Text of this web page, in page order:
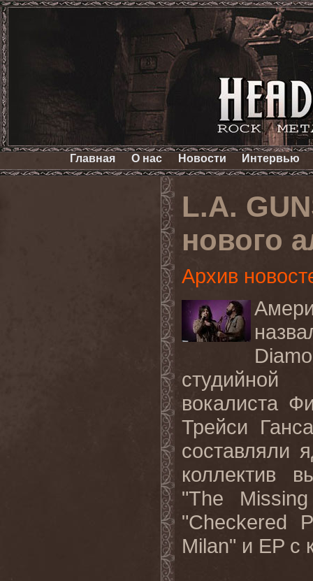
Главная О нас Новости Интервью
L.A.
нового
Архив
студийной
вокалиста
Трейси
составляли
коллектив
"The
Missing
"Checkered
Milan" и EP с